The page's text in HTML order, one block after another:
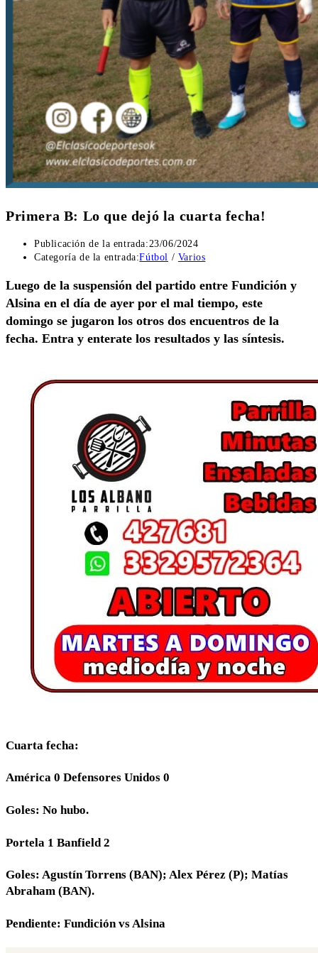
Primera B: Lo que dejó la cuarta fecha!
Publicación de la entrada:23/06/2024
Categoría de la entrada:Fútbol / Varios
Luego de la suspensión del partido entre Fundición y
Alsina en el día de ayer por el mal tiempo, este
domingo se jugaron los otros dos encuentros de la
fecha. Entra y enterate los resultados y las síntesis.
Cuarta fecha:
América 0 Defensores Unidos 0
Goles: No hubo.
Portela 1 Banfield 2
Goles: Agustín Torrens (BAN); Alex Pérez (P); Matías
Abraham (BAN).
Pendiente: Fundición vs Alsina